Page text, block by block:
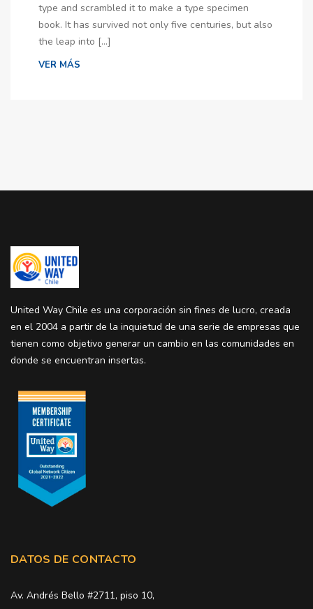
type and scrambled it to make a type specimen
book. It has survived not only five centuries, but also
the leap into […]
VER MÁS
United Way Chile es una corporación sin fines de lucro, creada
en el 2004 a partir de la inquietud de una serie de empresas que
tienen como objetivo generar un cambio en las comunidades en
donde se encuentran insertas.
DATOS DE CONTACTO
Av. Andrés Bello #2711, piso 10,